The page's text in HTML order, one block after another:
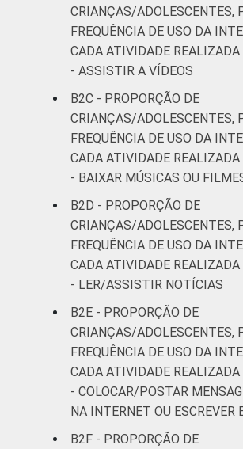
RENDA
FAMILIAR
Até 1 SM
Mais de 1
SM até 2 SM
Mais de 2
SM até 3 SM
Mais de 3
SM
CLASSE
SOCIAL
AB
C
¹Base: 789 usuários de Internet
anos que usaram a Internet
aplicativos gratuitos.
estimuladas. Dados coletados
de 2014 e fevereiro de 2015.
Fonte: NIC.br - out 2014 / fev
CRIANÇAS/ADOLESCENTES,
FREQUÊNCIA DE USO DA
CADA ATIVIDADE
- ASSISTIR A VÍDEOS
B2C - PROPORÇÃO DE
CRIANÇAS/ADOLESCENTES,
FREQUÊNCIA DE USO DA
CADA ATIVIDADE
- BAIXAR MÚSICAS OU
B2D - PROPORÇÃO DE
CRIANÇAS/ADOLESCENTES,
FREQUÊNCIA DE USO DA
CADA ATIVIDADE
- LER/ASSISTIR NOTÍCIAS
B2E - PROPORÇÃO DE
CRIANÇAS/ADOLESCENTES,
FREQUÊNCIA DE USO DA
CADA ATIVIDADE
- COLOCAR/POSTAR
NA INTERNET OU ESCREVER
B2F - PROPORÇÃO DE